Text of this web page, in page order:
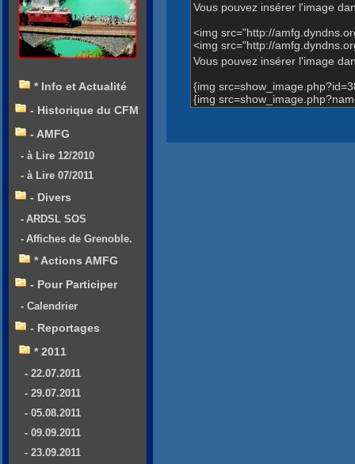
Vous pouvez insérer l'image
<img src="http://
<img src="http://
Vous pouvez insérer l'image
{img
{img
* Info et Actualité
- Historique du CFM
- AMFG
- à Lire 12/2010
- à Lire 07/2011
- Divers
- ARDSL SOS
- Affiches de Grenoble.
* Actions AMFG
- Pour Participer
- Calendrier
- Reportages
* 2011
- 22.07.2011
- 29.07.2011
- 05.08.2011
- 09.09.2011
- 23.09.2011